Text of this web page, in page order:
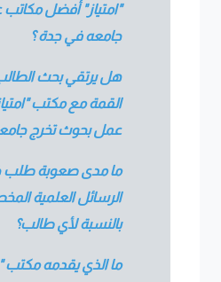
"امتياز" أفضل
جامعه في جدة ؟
هل يرتقي بحث
القمة مع مكتب
عمل بحوث تخرج
ما مدى صعوبة طلب
الرسائل العلمية
بالنسبة لأي طالب؟
ما الذي يقدمه مكتب